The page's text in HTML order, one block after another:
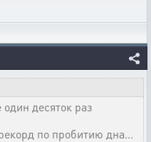
десяток раз
по пробитию дна...